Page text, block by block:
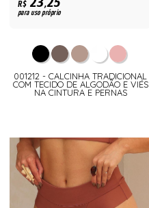
R$23,25
para uso próprio
001212 - CALCINHA TRADICIONAL
COM TECIDO DE ALGODÃO E VIÉS
NA CINTURA E PERNAS